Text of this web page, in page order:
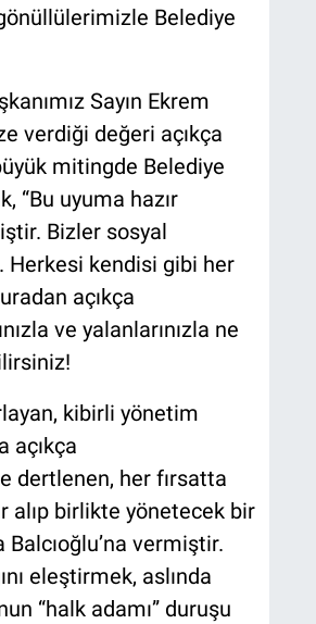
Belediye
Sayın Ekrem
verdiği değeri açıkça
mitingde Belediye
“Bu uyuma hazır
Bizler sosyal
Herkesi kendisi gibi her
açıkça
ve yalanlarınızla ne
kibirli yönetim
açıkça
dertlenen, her fırsatta
alıp birlikte yönetecek bir
vermiştir.
eleştirmek, aslında
“halk adamı” duruşu